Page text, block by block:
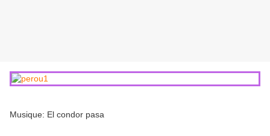
Musique: El condor pasa